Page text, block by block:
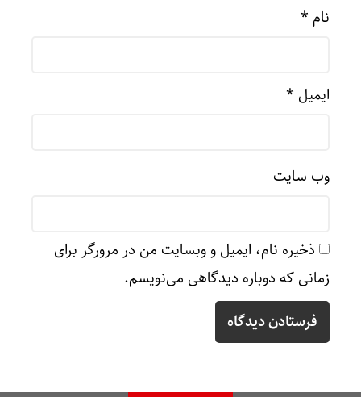
نام *
ایمیل *
وب‌ سایت
ذخیره نام، ایمیل و وبسایت من در مرورگر برای
زمانی که دوباره دیدگاهی می‌نویسم.